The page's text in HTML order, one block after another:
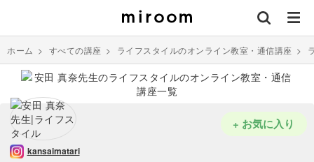
ホーム > すべての講座 > ライフスタイルのオンライン教室・通信講座 >
kansaimatari
+ お気に入り